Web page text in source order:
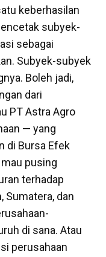
keberhasilan
subyek-
sebagai
Subyek-subyek
Boleh jadi,
dari
PT Astra Agro
— yang
di Bursa Efek
pusing
terhadap
Sumatera, dan
di sana. Atau
perusahaan